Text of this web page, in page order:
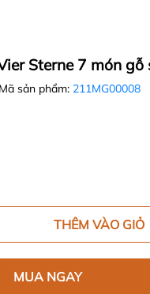
Sterne 7 món gỗ
Mã sản phẩm: 211MG00008
THÊM VÀO GIỎ
MUA NGAY